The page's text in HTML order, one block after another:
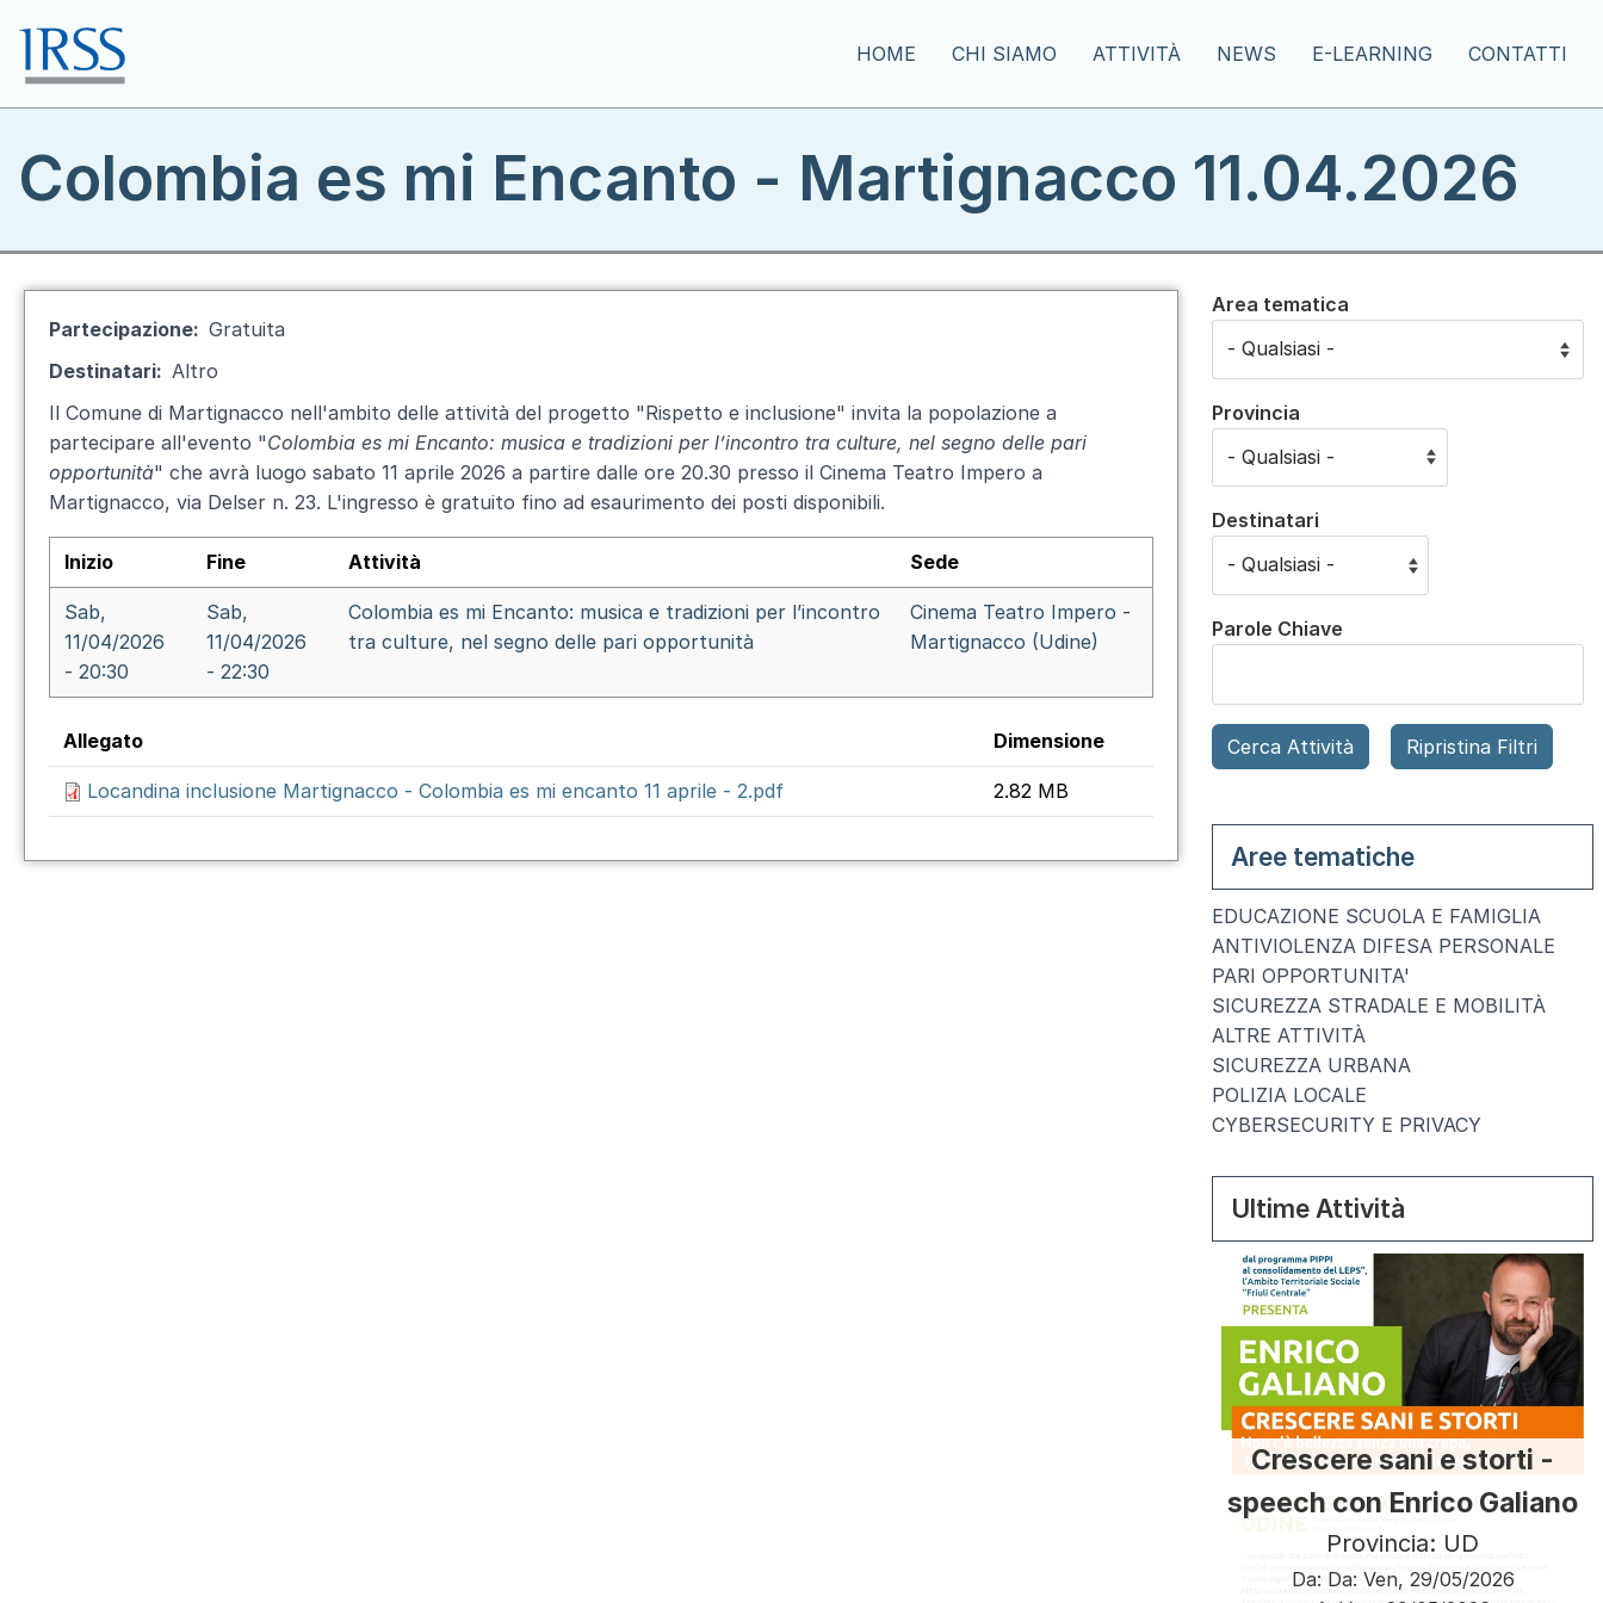
HOME CHI SIAMO ATTIVITÀ NEWS E-LEARNING CONTATTI
Colombia es mi Encanto - Martignacco 11.04.2026
Partecipazione
Gratuita
Destinatari
Altro
Il Comune di Martignacco nell'ambito delle attività del progetto "Rispetto e inclusione" invita la popolazione a
partecipare all'evento "Colombia es mi Encanto: musica e tradizioni per l’incontro tra culture, nel segno delle pari
opportunità" che avrà luogo sabato 11 aprile 2026 a partire dalle ore 20.30 presso il Cinema Teatro Impero a
Martignacco, via Delser n. 23. L'ingresso è gratuito fino ad esaurimento dei posti disponibili.
Inizio Fine Attività Sede
Sab,
11/04/2026
- 20:30
Sab,
11/04/2026
- 22:30
Colombia es mi Encanto: musica e tradizioni per l’incontro
tra culture, nel segno delle pari opportunità
Cinema Teatro Impero -
Martignacco (Udine)
Allegato Dimensione
Locandina inclusione Martignacco - Colombia es mi encanto 11 aprile - 2.pdf 2.82 MB
Area tematica
Provincia
Destinatari
Parole Chiave
Aree tematiche
EDUCAZIONE SCUOLA E FAMIGLIA
ANTIVIOLENZA DIFESA PERSONALE
PARI OPPORTUNITA'
SICUREZZA STRADALE E MOBILITÀ
ALTRE ATTIVITÀ
SICUREZZA URBANA
POLIZIA LOCALE
CYBERSECURITY E PRIVACY
Ultime Attività
Crescere sani e storti -
speech con Enrico Galiano
Provincia: UD
Da: Da: Ven, 29/05/2026